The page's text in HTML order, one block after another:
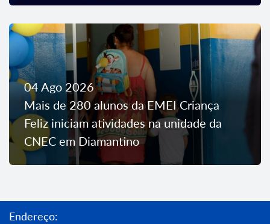
04 Ago 2026
Mais de 280 alunos da EMEI Criança
Feliz iniciam atividades na unidade da
CNEC em Diamantino
Endereço: